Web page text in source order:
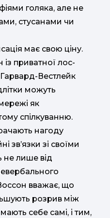
голяка, але не
стусанами чи
має свою ціну.
приватної лос-
Вестлейк
можуть
як
спілкуванню.
нагоду
зв’язки зі своїми
не лише від
вважає, що
розрив між
себе самі, і тим,